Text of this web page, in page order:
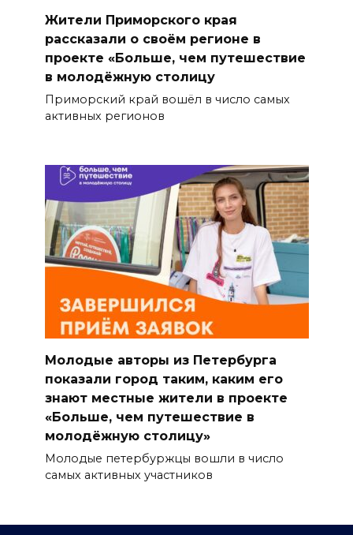
Жители Приморского края
рассказали о своём регионе в
проекте «Больше, чем путешествие
в молодёжную столицу
Приморский край вошёл в число самых
активных регионов
Молодые авторы из Петербурга
показали город таким, каким его
знают местные жители в проекте
«Больше, чем путешествие в
молодёжную столицу»
Молодые петербуржцы вошли в число
самых активных участников